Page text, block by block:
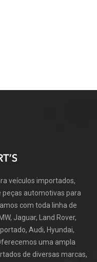
veículos importados,
automotivas para
com toda linha de
Jaguar, Land Rover,
Audi, Hyundai,
uma ampla
de diversas marcas,